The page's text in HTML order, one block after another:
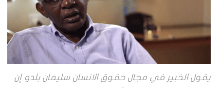
يقول الخبير في مجال حقوق الانسان سليمان بلدو إن